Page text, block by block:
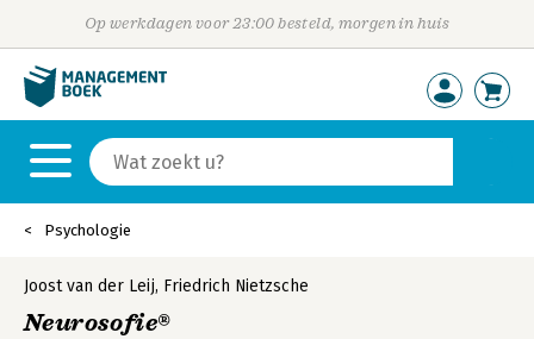
Op werkdagen voor 23:00 besteld, morgen in huis
Psychologie
Joost van der Leij, Friedrich Nietzsche
Neurosofie®